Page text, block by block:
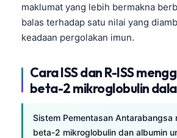
maklumat yang lebih bermakna
balas terhadap satu nilai yang
keadaan pergolakan imun.
Cara ISS dan R-ISS
beta-2 mikroglobulin
Sistem Pementasan Antarabangsa
beta-2 mikroglobulin dan albumin